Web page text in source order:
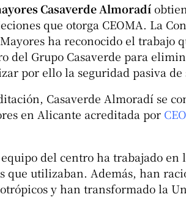
Casaverde Almoradí
que otorga CEOMA. La
ha reconocido el trabajo
del Grupo Casaverde para
por ello la seguridad pasiva de
Casaverde Almoradí se
en Alicante acreditada por
del centro ha trabajado en
que utilizaban. Además, han
y han transformado la